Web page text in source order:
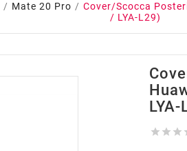
Mate 20 Pro
Cover/Scocca
/ LYA-L29)
  